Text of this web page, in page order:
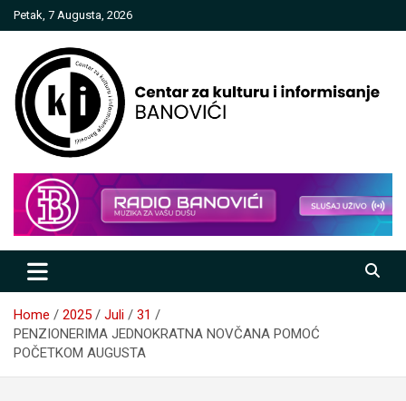
Skip
to
Petak, 7 Augusta, 2026
Centar za kulturu i informisanje
Banovići
Home 2025 Juli
31
PENZIONERIMA JEDNOKRATNA NOVČANA POMOĆ
POČETKOM AUGUSTA